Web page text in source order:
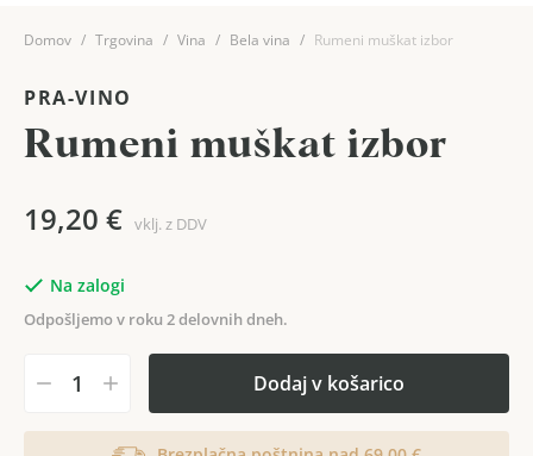
Domov Trgovina Vina Bela vina Rumeni muškat izbor
PRA-VINO
Rumeni muškat izbor
19,20 € vklj. z DDV
Na zalogi
Odpošljemo v roku 2 delovnih dneh.
Dodaj v košarico